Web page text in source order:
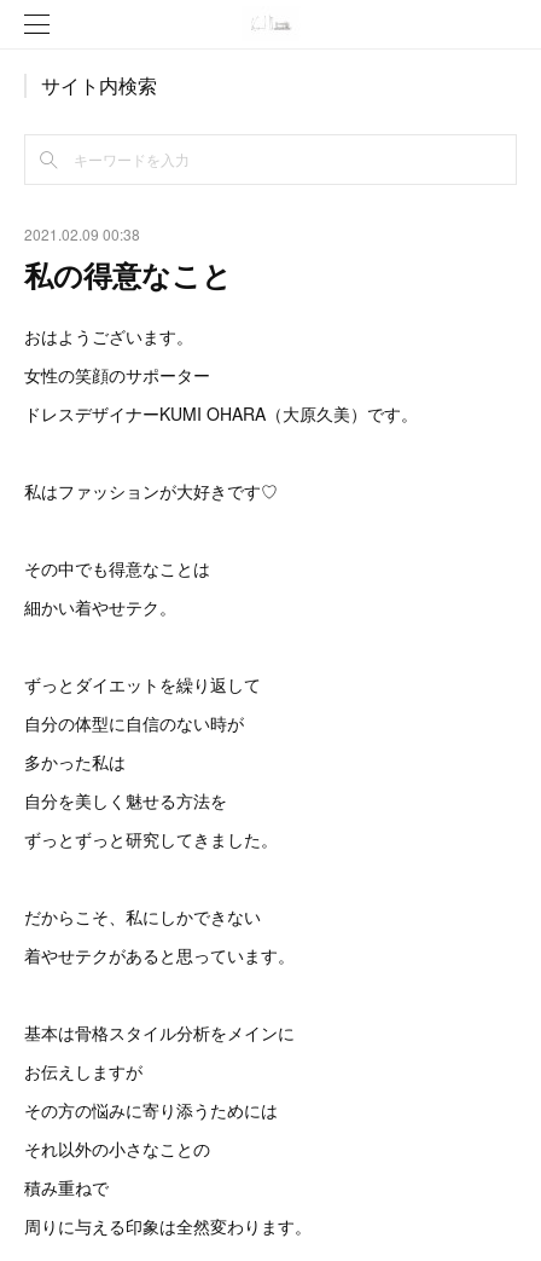
サイト内検索
2021.02.09 00:38
私の得意なこと
おはようございます。
女性の笑顔のサポーター
ドレスデザイナーKUMI OHARA（大原久美）です。
私はファッションが大好きです♡
その中でも得意なことは
細かい着やせテク。
ずっとダイエットを繰り返して
自分の体型に自信のない時が
多かった私は
自分を美しく魅せる方法を
ずっとずっと研究してきました。
だからこそ、私にしかできない
着やせテクがあると思っています。
基本は骨格スタイル分析をメインに
お伝えしますが
その方の悩みに寄り添うためには
それ以外の小さなことの
積み重ねで
周りに与える印象は全然変わります。